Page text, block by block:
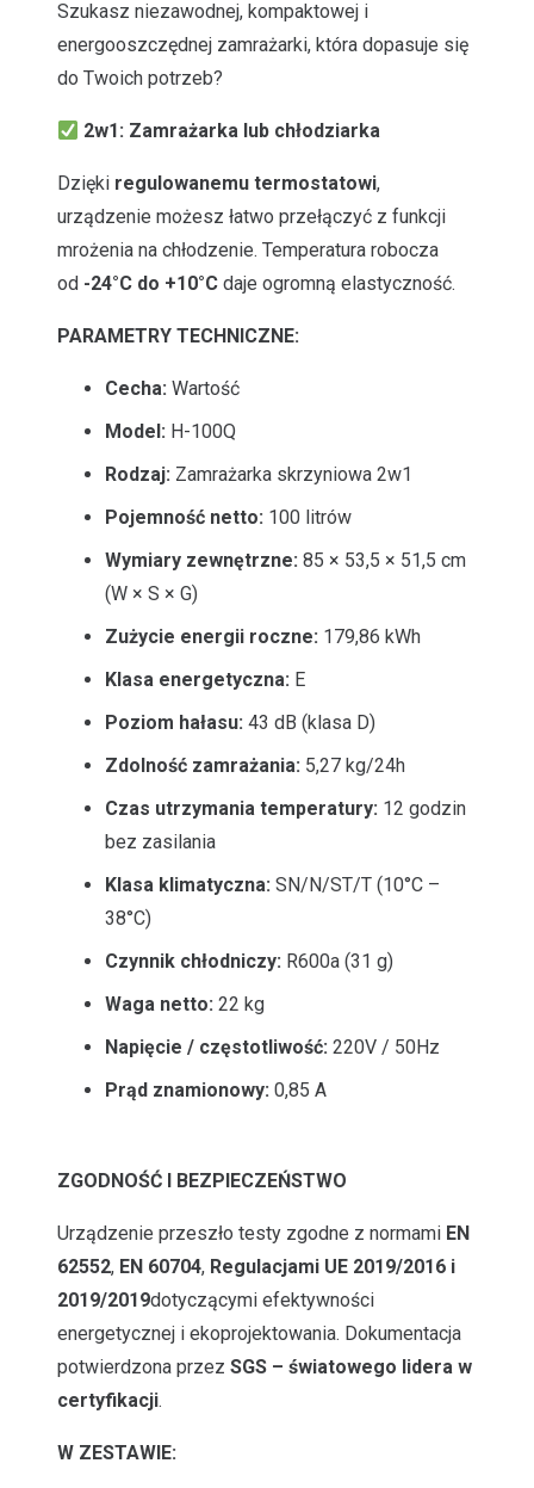
Szukasz niezawodnej, kompaktowej i
energooszczędnej zamrażarki, która dopasuje się
do Twoich potrzeb?
2w1: Zamrażarka lub chłodziarka
Dzięki regulowanemu termostatowi,
urządzenie możesz łatwo przełączyć z funkcji
mrożenia na chłodzenie. Temperatura robocza
od -24°C do +10°C daje ogromną elastyczność.
PARAMETRY TECHNICZNE:
Cecha: Wartość
Model: H-100Q
Rodzaj: Zamrażarka skrzyniowa 2w1
Pojemność netto: 100 litrów
Wymiary zewnętrzne: 85 × 53,5 × 51,5 cm
(W × S × G)
Zużycie energii roczne: 179,86 kWh
Klasa energetyczna: E
Poziom hałasu: 43 dB (klasa D)
Zdolność zamrażania: 5,27 kg/24h
Czas utrzymania temperatury: 12 godzin
bez zasilania
Klasa klimatyczna: SN/N/ST/T (10°C –
38°C)
Czynnik chłodniczy: R600a (31 g)
Waga netto: 22 kg
Napięcie / częstotliwość: 220V / 50Hz
Prąd znamionowy: 0,85 A
ZGODNOŚĆ I BEZPIECZEŃSTWO
Urządzenie przeszło testy zgodne z normami EN
62552, EN 60704, Regulacjami UE 2019/2016 i
2019/2019dotyczącymi efektywności
energetycznej i ekoprojektowania. Dokumentacja
potwierdzona przez SGS – światowego lidera w
certyfikacji.
W ZESTAWIE: